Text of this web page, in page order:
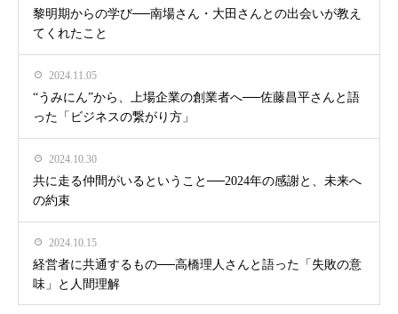
黎明期からの学び──南場さん・大田さんとの出会いが教え
てくれたこと
2024.11.05
“うみにん”から、上場企業の創業者へ──佐藤昌平さんと語
った「ビジネスの繋がり方」
2024.10.30
共に走る仲間がいるということ──2024年の感謝と、未来へ
の約束
2024.10.15
経営者に共通するもの──高橋理人さんと語った「失敗の意
味」と人間理解